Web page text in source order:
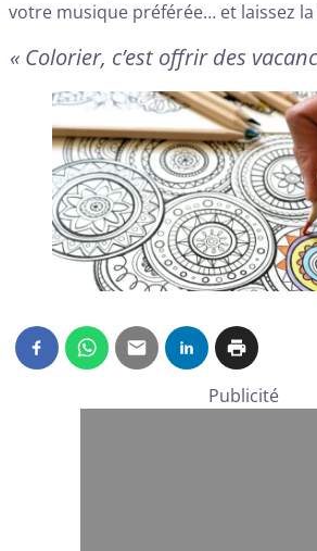
votre musique préférée… et laissez
« Colorier, c’est offrir des
Publicité